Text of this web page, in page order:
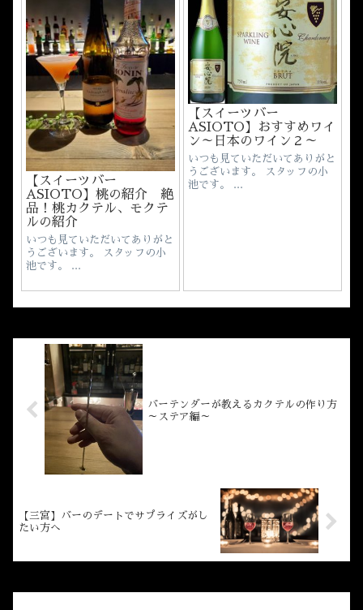
【スイーツバー
ASIOTO】桃の紹介 絶
品！桃カクテル、モクテ
ルの紹介
いつも見ていただいてありがと
うございます。 スタッフの小
池です。 ...
【スイーツバー
ASIOTO】おすすめワイ
ン～日本のワイン２～
いつも見ていただいてありがと
うございます。 スタッフの小
池です。 ...
バーテンダーが教えるカクテルの作り方
～ステア編～
【三宮】バーのデートでサプライズがし
たい方へ